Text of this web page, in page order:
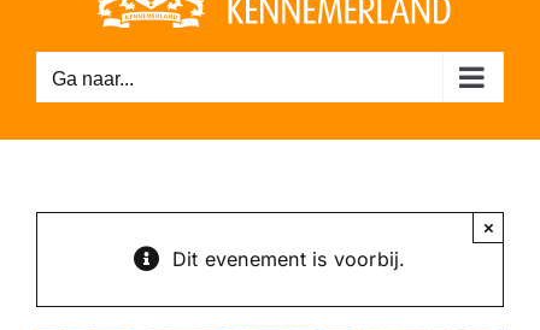
Ga naar...
Dit evenement is voorbij.
×